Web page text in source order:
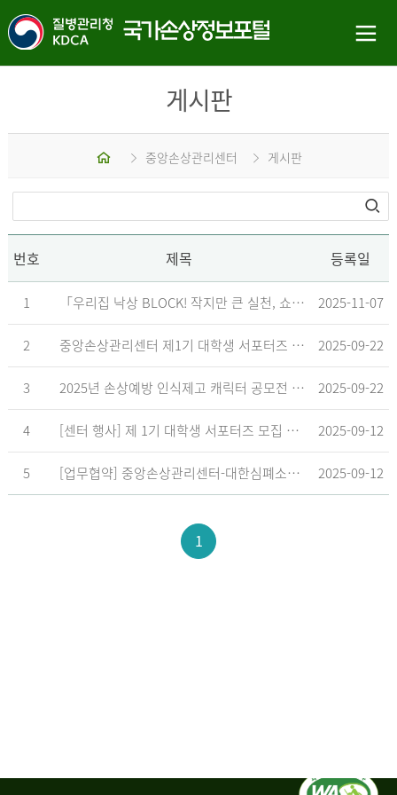
게시판
중앙손상관리센터 게시판
번호 제목 등록일
1 「우리집 낙상 BLOCK! 작지만 큰 실천, 쇼츠 챌린지」 수상작 발표 2025-11-07
2 중앙손상관리센터 제1기 대학생 서포터즈 합격자 발표 2025-09-22
3 2025년 손상예방 인식제고 캐릭터 공모전 결과발표 지연 안내 2025-09-22
4 [센터 행사] 제 1기 대학생 서포터즈 모집 공고 2025-09-12
5 [업무협약] 중앙손상관리센터-대한심폐소생협회, 학교현장 CPR 교육 확대 위한 업무협약 체결 2025-09-12
1